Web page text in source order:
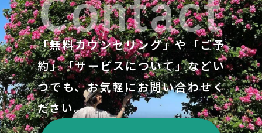
Contact
「無料カウンセリング」や「ご予
約」「サービスについて」などい
つでも、お気軽にお問い合わせく
ださい。